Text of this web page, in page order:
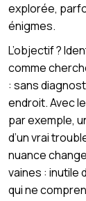
explorée,
énigmes.
L’objectif ?
comme
: sans
endroit. Avec
par exemple,
d’un vrai
nuance
vaines : inutile
qui ne